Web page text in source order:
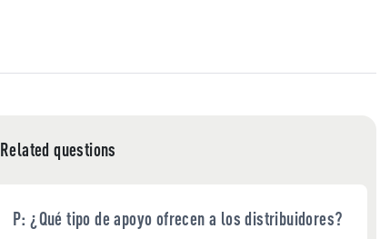
Related questions
P: ¿Qué tipo de apoyo ofrecen a los distribuidores?